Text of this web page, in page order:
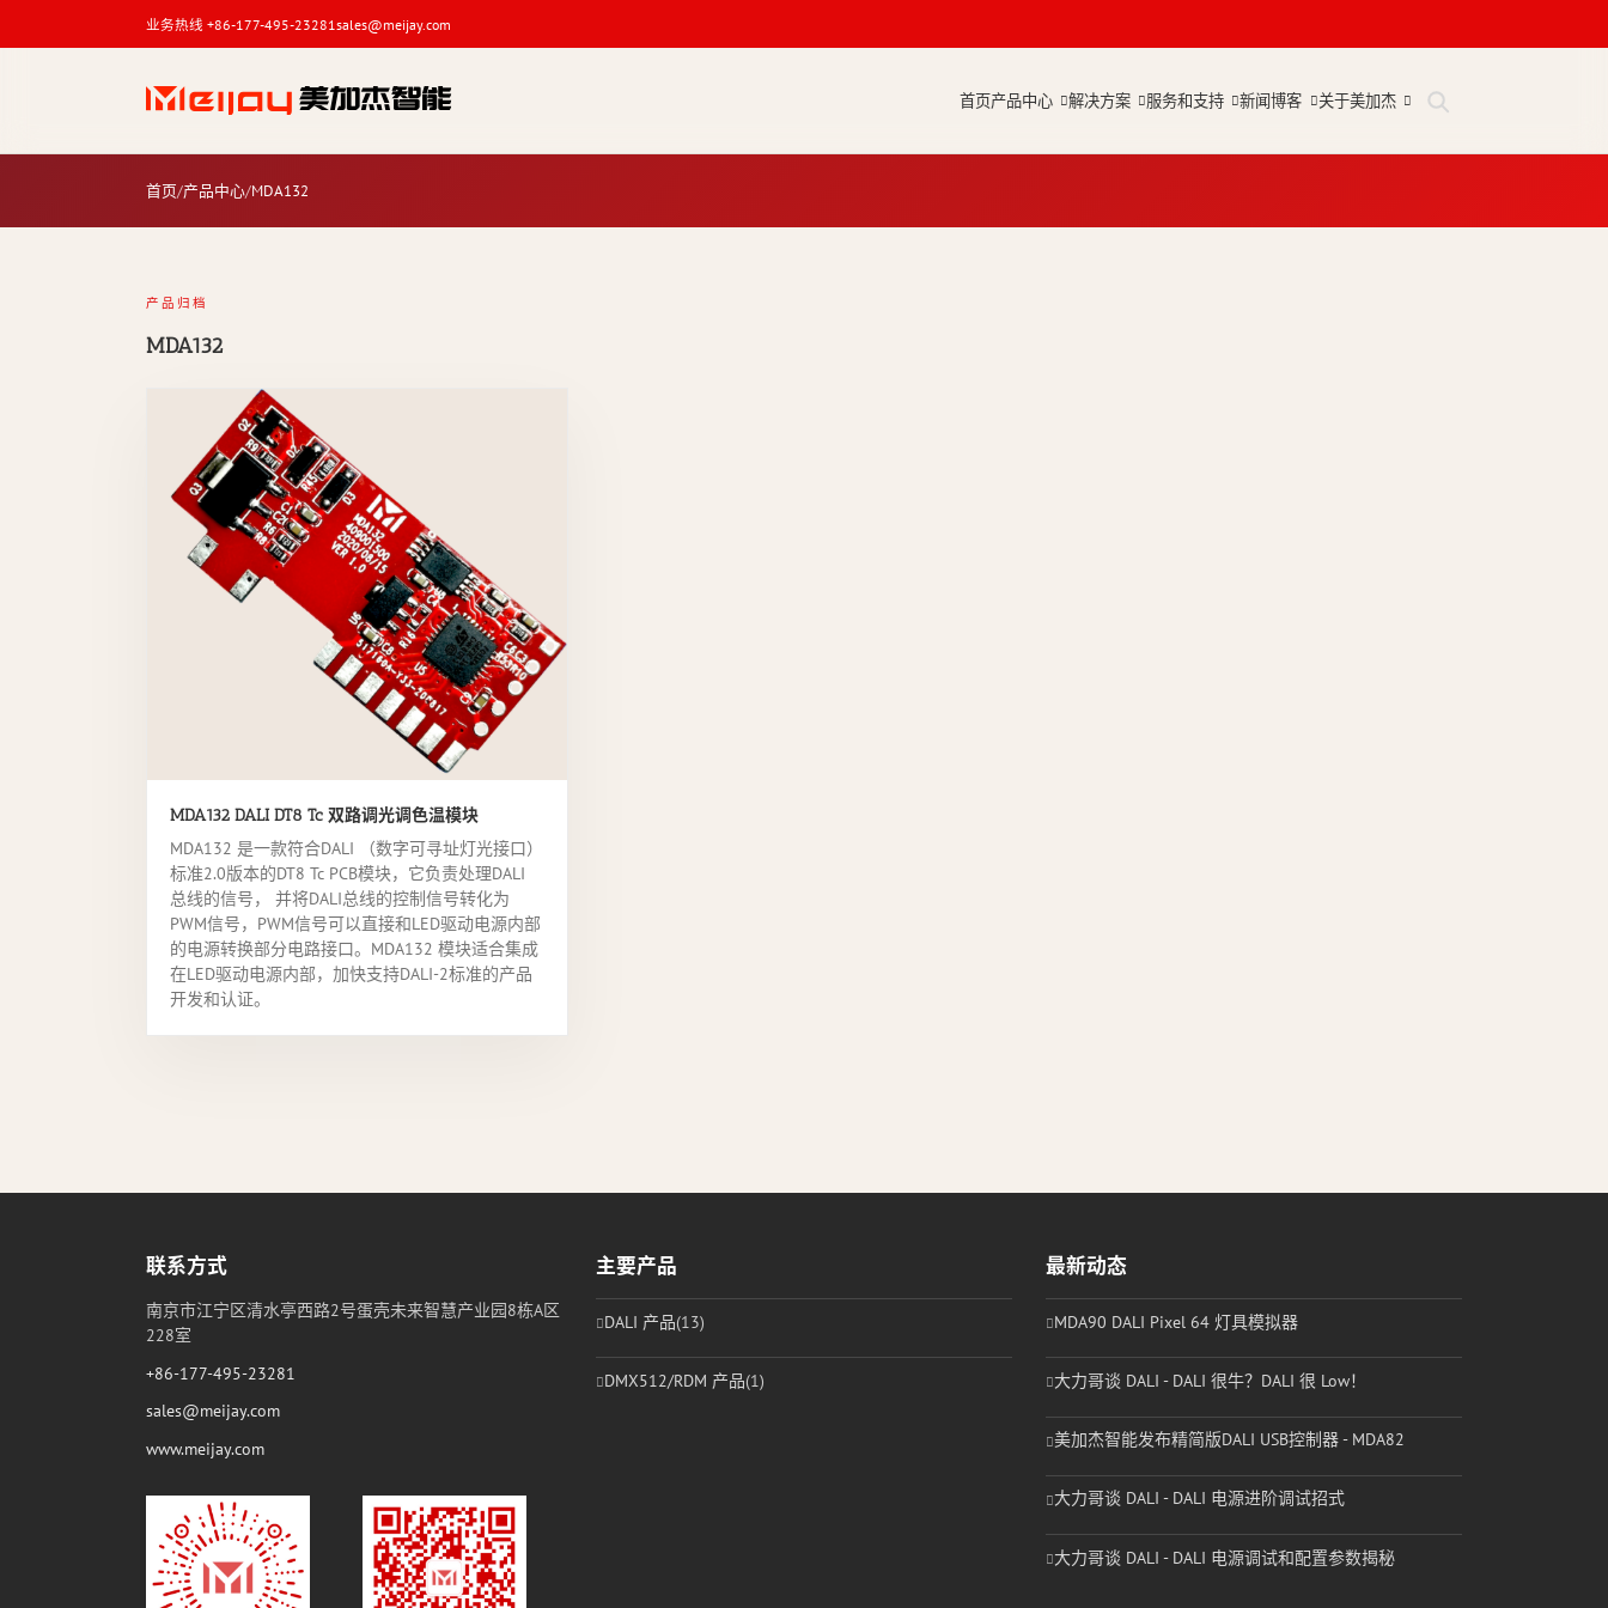
业务热线 +86-177-495-23281 sales@meijay.com
首页产品中心 解决方案 服务和支持 新闻博客 关于美加杰
首页 产品中心 MDA132
产品归档
MDA132
MDA132 DALI DT8 Tc 双路调光调色温模块
MDA132 是一款符合DALI （数字可寻址灯光接口）
标准2.0版本的DT8 Tc PCB模块，它负责处理DALI
总线的信号， 并将DALI总线的控制信号转化为
PWM信号，PWM信号可以直接和LED驱动电源内部
的电源转换部分电路接口。MDA132 模块适合集成
在LED驱动电源内部，加快支持DALI-2标准的产品
开发和认证。
联系方式
南京市江宁区清水亭西路2号蛋壳未来智慧产业园8栋A区
228室
+86-177-495-23281
sales@meijay.com
www.meijay.com
主要产品
DALI 产品(13)
DMX512/RDM 产品(1)
最新动态
MDA90 DALI Pixel 64 灯具模拟器
大力哥谈 DALI - DALI 很牛？DALI 很 Low！
美加杰智能发布精简版DALI USB控制器 - MDA82
大力哥谈 DALI - DALI 电源进阶调试招式
大力哥谈 DALI - DALI 电源调试和配置参数揭秘